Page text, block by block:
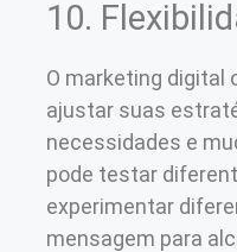
10.
O marketing digital
ajustar suas
necessidades e
pode testar
experimentar
mensagem para